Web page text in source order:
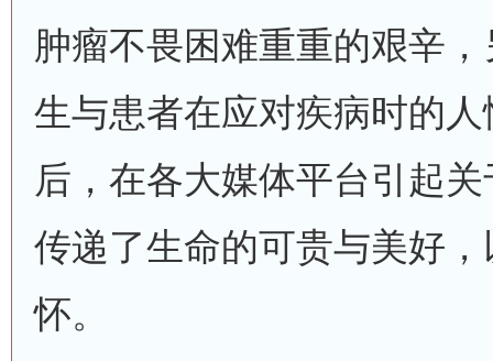
肿瘤不畏困难重重的艰辛
生与患者在应对疾病时的
后，在各大媒体平台引起
传递了生命的可贵与美好
怀。